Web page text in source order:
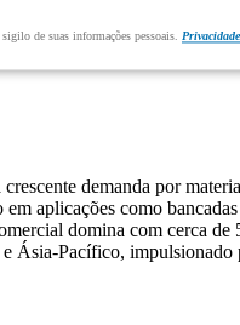
de suas informações pessoais. Privacidade
demanda por
aplicações como
domina com cerca
Pacífico, impulsionado